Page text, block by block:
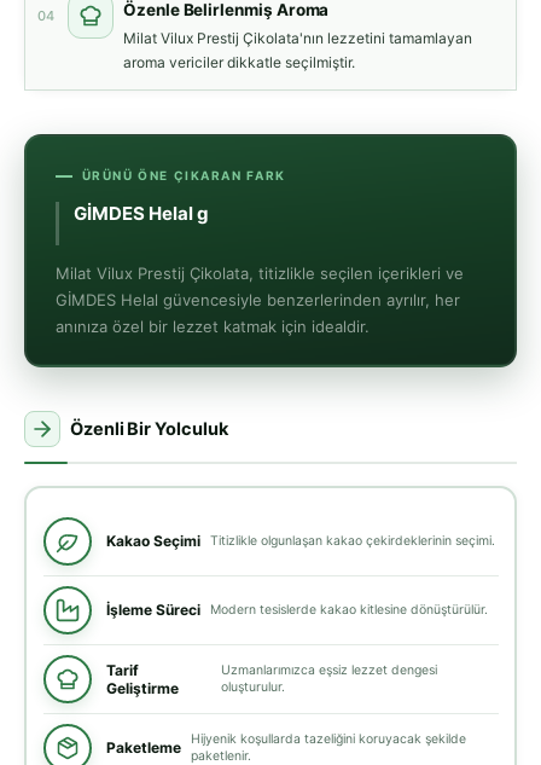
04 Özenle Belirlenmiş Aroma
Milat Vilux Prestij Çikolata'nın lezzetini tamamlayan
aroma vericiler dikkatle seçilmiştir.
ÜRÜNÜ ÖNE ÇIKARAN FARK
GİMDES Helal güvencesiyle
Milat Vilux Prestij Çikolata, titizlikle seçilen içerikleri ve
GİMDES Helal güvencesiyle benzerlerinden ayrılır, her
anınıza özel bir lezzet katmak için idealdir.
Özenli Bir Yolculuk
Kakao Seçimi Titizlikle olgunlaşan kakao çekirdeklerinin seçimi.
İşleme Süreci Modern tesislerde kakao kitlesine dönüştürülür.
Tarif
Geliştirme
Uzmanlarımızca eşsiz lezzet dengesi
oluşturulur.
Paketleme
Hijyenik koşullarda tazeliğini koruyacak şekilde
paketlenir.